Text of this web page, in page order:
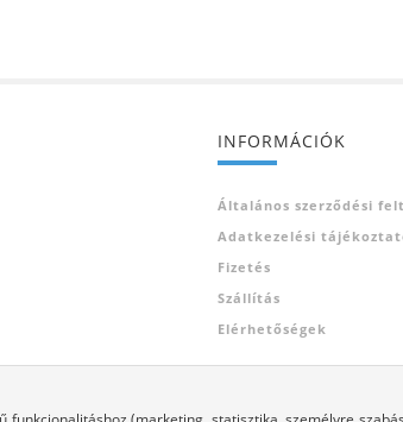
INFORMÁCIÓK
Általános szerződési
Adatkezelési
Fizetés
Szállítás
Elérhetőségek